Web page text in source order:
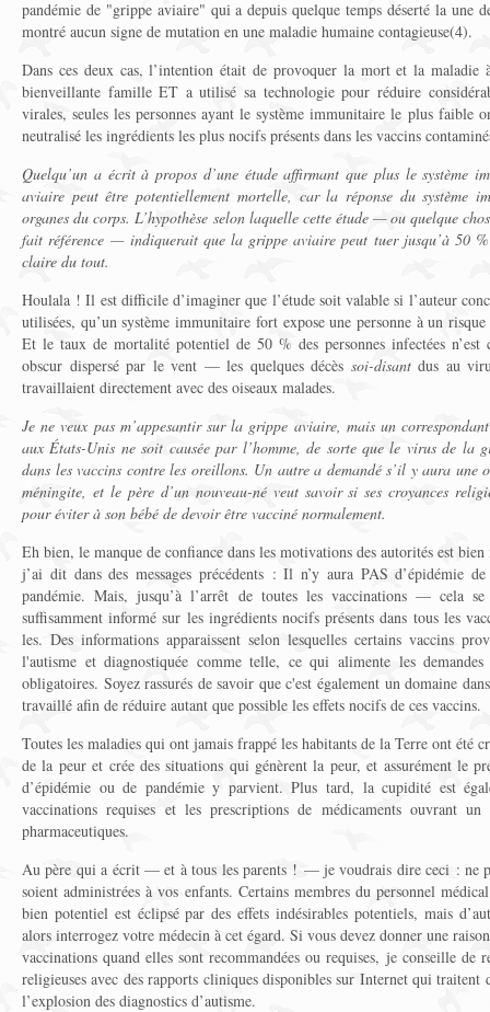
pandémie de "grippe aviaire" qui a depuis quelque temps déserté la une
montré aucun signe de mutation en une maladie humaine contagieuse(4).
Dans ces deux cas, l’intention était de provoquer la mort et la maladie
bienveillante famille ET a utilisé sa technologie pour réduire
virales, seules les personnes ayant le système immunitaire le plus faible
neutralisé les ingrédients les plus nocifs présents dans les vaccins
Quelqu’un a écrit à propos d’une étude affirmant que plus le système
aviaire peut être potentiellement mortelle, car la réponse du système
organes du corps. L’hypothèse selon laquelle cette étude — ou quelque
fait référence — indiquerait que la grippe aviaire peut tuer jusqu’à 50 %
claire du tout.
Houlala ! Il est difficile d’imaginer que l’étude soit valable si l’auteur
utilisées, qu’un système immunitaire fort expose une personne à un
Et le taux de mortalité potentiel de 50 % des personnes infectées n’est
obscur dispersé par le vent — les quelques décès soi-disantdus au
travaillaient directement avec des oiseaux malades.
Je ne veux pas m’appesantir sur la grippe aviaire, mais un
aux États-Unis ne soit causée par l’homme, de sorte que le virus de la
dans les vaccins contre les oreillons. Un autre a demandé s’il y aura
méningite, et le père d’un nouveau-né veut savoir si ses croyances
pour éviter à son bébé de devoir être vacciné normalement.
Eh bien, le manque de confiance dans les motivations des autorités est
j’ai dit dans des messages précédents : Il n’y aura PAS d’épidémie
pandémie. Mais, jusqu’à l’arrêt de toutes les vaccinations — cela
suffisamment informé sur les ingrédients nocifs présents dans tous les
les. Des informations apparaissent selon lesquelles certains vaccins
l'autisme et diagnostiquée comme telle, ce qui alimente les
obligatoires. Soyez rassurés de savoir que c'est également un domaine
travaillé afin de réduire autant que possible les effets nocifs de ces vaccins.
Toutes les maladies qui ont jamais frappé les habitants de la Terre ont été
de la peur et crée des situations qui génèrent la peur, et assurément le
d’épidémie ou de pandémie y parvient. Plus tard, la cupidité est
vaccinations requises et les prescriptions de médicaments ouvrant un
pharmaceutiques.
Au père qui a écrit — et à tous les parents ! — je voudrais dire ceci : ne
soient administrées à vos enfants. Certains membres du personnel
bien potentiel est éclipsé par des effets indésirables potentiels, mais
alors interrogez votre médecin à cet égard. Si vous devez donner une
vaccinations quand elles sont recommandées ou requises, je conseille de
religieuses avec des rapports cliniques disponibles sur Internet qui traitent
l’explosion des diagnostics d’autisme.